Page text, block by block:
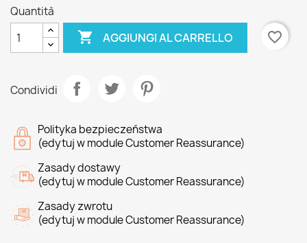
Quantità
 AGGIUNGI AL CARRELLO favorite_border
Condividi
Polityka bezpieczeństwa
(edytuj w module Customer Reassurance)
Zasady dostawy
(edytuj w module Customer Reassurance)
Zasady zwrotu
(edytuj w module Customer Reassurance)